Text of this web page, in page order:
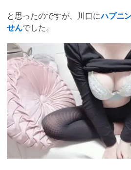
と思ったのですが、川口にハプニ
せんでした。